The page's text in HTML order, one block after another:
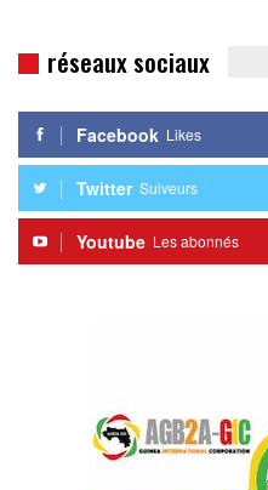
réseaux sociaux
Facebook Likes
Twitter Suiveurs
Youtube Les abonnés